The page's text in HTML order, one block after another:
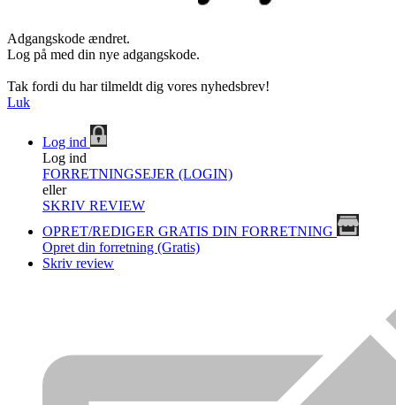
Adgangskode ændret.
Log på med din nye adgangskode.
Tak fordi du har tilmeldt dig vores nyhedsbrev!
Luk
Log ind
Log ind
FORRETNINGSEJER (LOGIN)
eller
SKRIV REVIEW
OPRET/REDIGER GRATIS DIN FORRETNING
Opret din forretning (Gratis)
Skriv review